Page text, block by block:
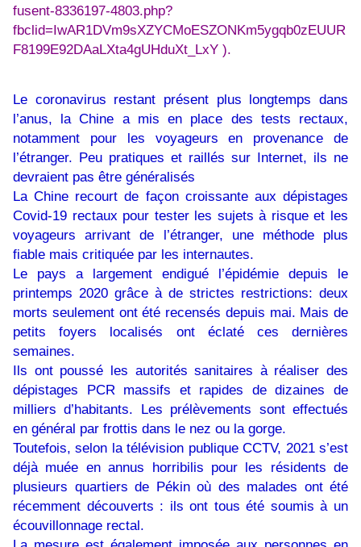
fusent-8336197-4803.php?
fbclid=IwAR1DVm9sXZYCMoESZONKm5ygqb0zEUUR
F8199E92DAaLXta4gUHduXt_LxY ).
Le coronavirus restant présent plus longtemps dans
l’anus, la Chine a mis en place des tests rectaux,
notamment pour les voyageurs en provenance de
l’étranger. Peu pratiques et raillés sur Internet, ils ne
devraient pas être généralisés
La Chine recourt de façon croissante aux dépistages
Covid-19 rectaux pour tester les sujets à risque et les
voyageurs arrivant de l’étranger, une méthode plus
fiable mais critiquée par les internautes.
Le pays a largement endigué l’épidémie depuis le
printemps 2020 grâce à de strictes restrictions: deux
morts seulement ont été recensés depuis mai. Mais de
petits foyers localisés ont éclaté ces dernières
semaines.
Ils ont poussé les autorités sanitaires à réaliser des
dépistages PCR massifs et rapides de dizaines de
milliers d’habitants. Les prélèvements sont effectués
en général par frottis dans le nez ou la gorge.
Toutefois, selon la télévision publique CCTV, 2021 s’est
déjà muée en annus horribilis pour les résidents de
plusieurs quartiers de Pékin où des malades ont été
récemment découverts : ils ont tous été soumis à un
écouvillonnage rectal.